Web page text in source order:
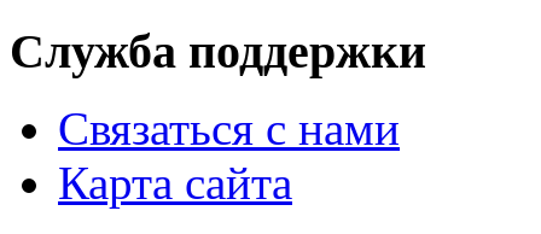
Служба поддержки
Связаться с нами
Карта сайта